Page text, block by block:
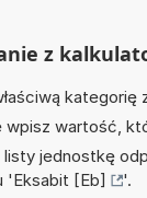
z
kategorię
wpisz wartość,
listy jednostkę
'Eksabit [Eb]
'.